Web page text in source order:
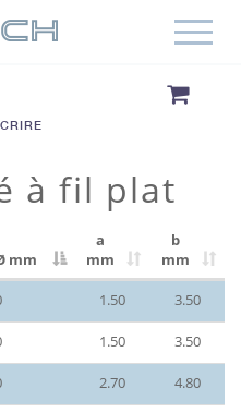
à fil plat
mm
a
mm
b
mm
1.50 3.50
1.50 3.50
2.70 4.80